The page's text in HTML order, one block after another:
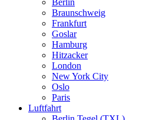
Braunschweig
Frankfurt
Goslar
Hamburg
Hitzacker
London
New York City
Oslo
Paris
Luftfahrt